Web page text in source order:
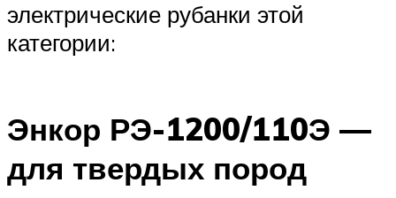
электрические рубанки этой
категории:
Энкор РЭ-1200/110Э —
для твердых пород